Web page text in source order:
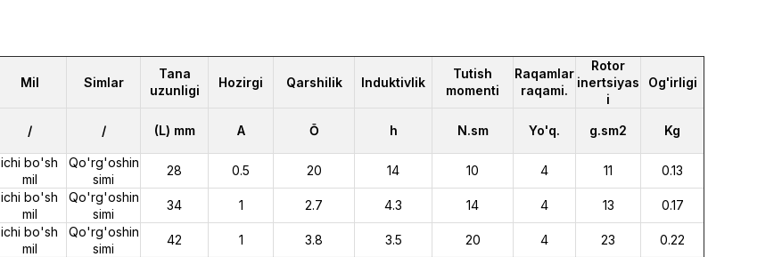
Mil Simlar
Tana
uzunligi
Hozirgi Qarshilik Induktivlik
Tutish
momenti
Raqamlar
raqami.
Rotor
inertsiyas
i
Og'irligi
/ / (L) mm A Ō h N.sm Yo'q. g.sm2 Kg
ichi bo'sh
mil
Qo'rg'oshin
simi
28 0.5 20 14 10 4 11 0.13
ichi bo'sh
mil
Qo'rg'oshin
simi
34 1 2.7 4.3 14 4 13 0.17
ichi bo'sh
mil
Qo'rg'oshin
simi
42 1 3.8 3.5 20 4 23 0.22